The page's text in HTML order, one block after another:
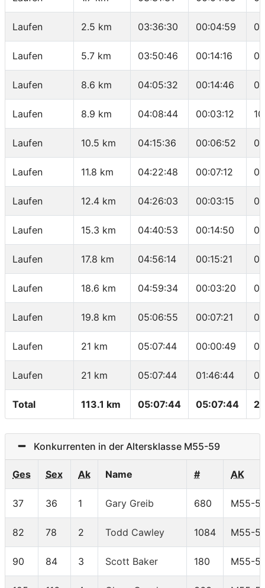
Laufen 2.5 km 03:36:30 00:04:59
Laufen 5.7 km 03:50:46 00:14:16
Laufen 8.6 km 04:05:32 00:14:46
Laufen 8.9 km 04:08:44 00:03:12
Laufen 10.5 km 04:15:36 00:06:52
Laufen 11.8 km 04:22:48 00:07:12
Laufen 12.4 km 04:26:03 00:03:15
Laufen 15.3 km 04:40:53 00:14:50
Laufen 17.8 km 04:56:14 00:15:21
Laufen 18.6 km 04:59:34 00:03:20
Laufen 19.8 km 05:06:55 00:07:21
Laufen 21 km 05:07:44 00:00:49
Laufen 21 km 05:07:44 01:46:44
Total 113.1 km 05:07:44 05:07:44
Konkurrenten in der Altersklasse M55-59
Ges Sex Ak Name # AK
37 36 1 Gary Greib 680 M55-
82 78 2 Todd Cawley 1084 M55-
90 84 3 Scott Baker 180 M55-